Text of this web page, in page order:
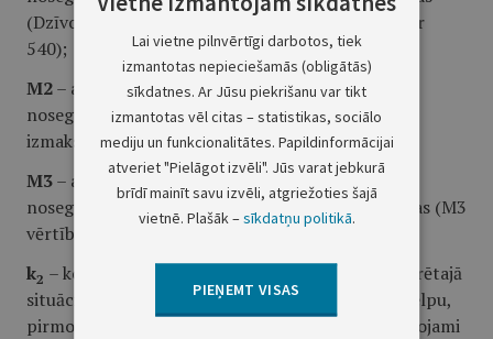
(Dzīvojamās telpas iegādes gadījumā M1 vērtība ir
540);
M2– aprēķinātais termiņš mēnešos, kurā plānots
nosegt izīrējamo Dzīvojamo telpu remontdarbu
izmaksas (M2 vērtība ir 216);
M3– aprēķinātais termiņš mēnešos, kurā plānots
nosegt izīrējamo Dzīvojamo telpu iekārtu izmaksas (M3
vērtība ir 120);
k2 – koeficients, kuru piemēro gadījumos, ja konkrētajā
situācijā speciālistam, kas saņem īrē Dzīvojamo telpu,
pirmos trīs īres tiesisko attiecību gadus ir piemērojami
Lai vietne pilnvērtīgi darbotos, tiek
izmantotas nepieciešamās (obligātās)
sīkdatnes. Ar Jūsu piekrišanu var tikt
izmantotas vēl citas – statistikas, sociālo
mediju un funkcionalitātes. Papildinformācijai
atveriet "Pielāgot izvēli". Jūs varat jebkurā
brīdī mainīt savu izvēli, atgriežoties šajā
vietnē. Plašāk –sīkdatņu politikā.
PIEŅEMT VISAS